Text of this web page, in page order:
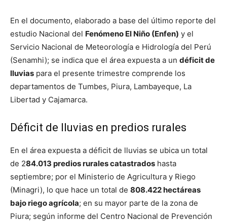
En el documento, elaborado a base del último reporte del
estudio Nacional del Fenómeno El Niño (Enfen) y el
Servicio Nacional de Meteorología e Hidrología del Perú
(Senamhi); se indica que el área expuesta a un déficit de
lluvias para el presente trimestre comprende los
departamentos de Tumbes, Piura, Lambayeque, La
Libertad y Cajamarca.
Déficit de lluvias en predios rurales
En el área expuesta a déficit de lluvias se ubica un total
de 284.013 predios rurales catastrados hasta
septiembre; por el Ministerio de Agricultura y Riego
(Minagri), lo que hace un total de 808.422 hectáreas
bajo riego agrícola; en su mayor parte de la zona de
Piura; según informe del Centro Nacional de Prevención